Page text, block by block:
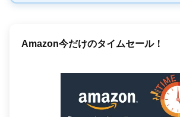
「聴く」読書で時間を有効活用